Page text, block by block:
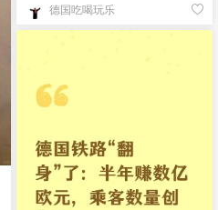
德国吃喝玩乐